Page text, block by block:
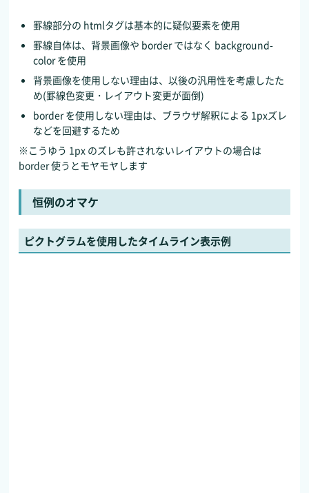
罫線部分の htmlタグは基本的に疑似要素を使用
罫線自体は、背景画像や border ではなく background-
color を使用
背景画像を使用しない理由は、以後の汎用性を考慮したた
め(罫線色変更・レイアウト変更が面倒)
border を使用しない理由は、ブラウザ解釈による 1pxズレ
などを回避するため
※こうゆう 1px のズレも許されないレイアウトの場合は
border 使うとモヤモヤします
恒例のオマケ
ピクトグラムを使用したタイムライン表示例